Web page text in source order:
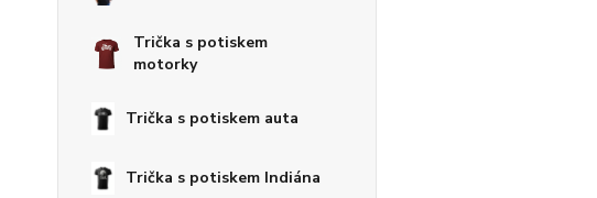
Trička s potiskem
motorky
Trička s potiskem auta
Trička s potiskem Indiána